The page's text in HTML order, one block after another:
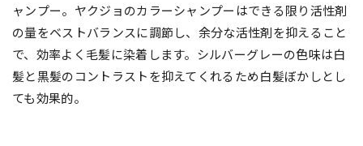
ャンプー。ヤクジョのカラーシャンプーはできる限り活性剤
の量をベストバランスに調節し、余分な活性剤を抑えること
で、効率よく毛髪に染着します。シルバーグレーの色味は白
髪と黒髪のコントラストを抑えてくれるため白髪ぼかしとし
ても効果的。